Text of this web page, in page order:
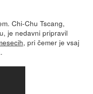
Chi-Chu Tscang,
je nedavni pripravil
, pri čemer je vsaj